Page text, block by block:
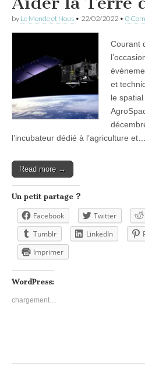
by Le Monde et Nous • 22/02/2022 • 0
Courant
et
le spatial
l’incubateur dédié à l’agriculture et…
Read more →
Un petit partage ?
Facebook Twitter
Tumblr
LinkedIn
Imprimer
WordPress:
chargement…